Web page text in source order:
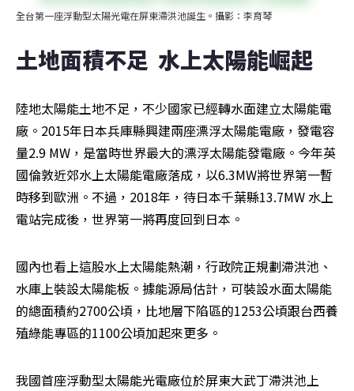
全台第一座浮動型太陽光電在屏東滯洪池誕生。攝影：李育琴
土地面積不足  水上太陽能崛起
陸地太陽能土地不足，不少國家已經轉水面建立太陽能電
廠。2015年日本兵庫縣興建兩座漂浮太陽能電廠，發電容
量2.9 MW，是當時世界最大的漂浮太陽能發電廠。今年英
國倫敦近郊水上太陽能電廠落成，以6.3MW將世界第一暫
時移到歐洲。不過，2018年，待日本千葉縣13.7MW 水上
電站完成後，世界第一將再度回到日本。
國內也看上這股水上太陽能熱潮，行政院正規劃滯洪池、
水庫上裝設太陽能板。據能源局估計，可裝設水面太陽能
的總面積約2700公頃，比地層下陷區的1253公頃跟台西養
殖綠能專區的1100公頃加起來更多。
我國首座浮動型太陽能光電廠位於屏東大武丁滯洪池上